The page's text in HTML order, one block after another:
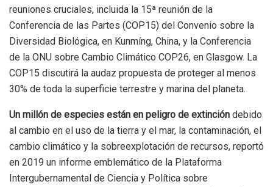
reuniones cruciales, incluida la 15ª reunión de la
Conferencia de las Partes (COP15) del Convenio sobre la
Diversidad Biológica, en Kunmíng, China, y la Conferencia
de la ONU sobre Cambio Climático COP26, en Glasgow. La
COP15 discutirá la audaz propuesta de proteger al menos
30% de toda la superficie terrestre y marina del planeta.
Un millón de especies están en peligro de extinción debido
al cambio en el uso de la tierra y el mar, la contaminación, el
cambio climático y la sobreexplotación de recursos, reportó
en 2019 un informe emblemático de la Plataforma
Intergubernamental de Ciencia y Política sobre